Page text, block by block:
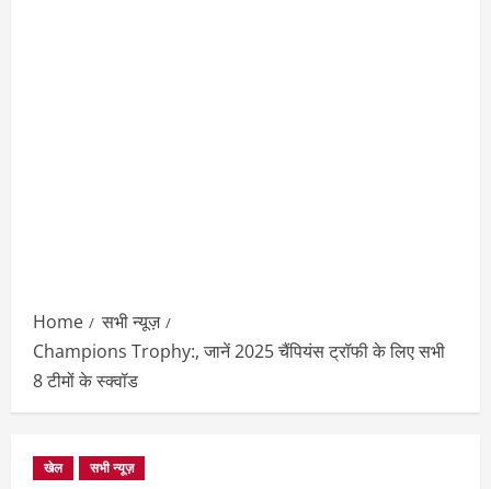
Home
सभी न्यूज़
Champions Trophy:, जानें 2025 चैंपियंस ट्रॉफी के लिए सभी
8 टीमों के स्क्वॉड
खेल सभी न्यूज़